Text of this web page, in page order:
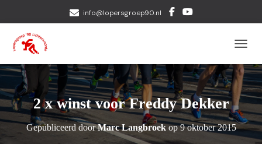
info@lopersgroep90.nl
2 x winst voor Freddy Dekker
Gepubliceerd doorMarc Langbroekop9 oktober 2015